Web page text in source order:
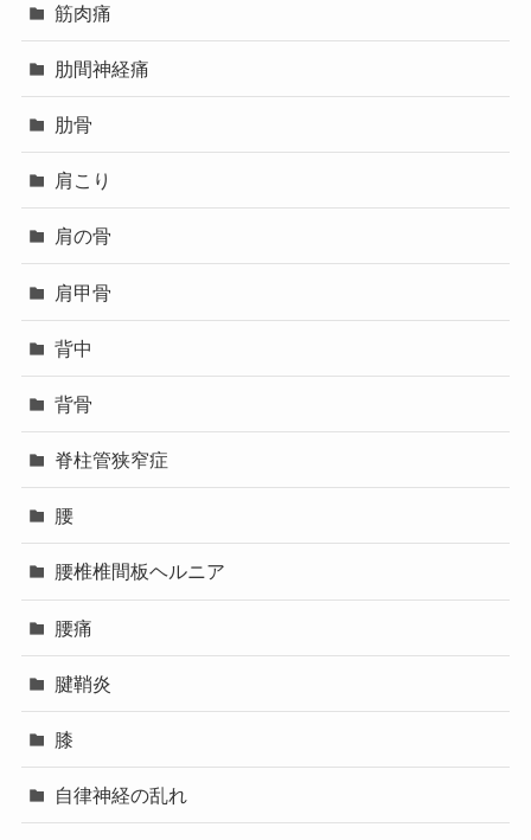
筋肉痛
肋間神経痛
肋骨
肩こり
肩の骨
肩甲骨
背中
背骨
脊柱管狭窄症
腰
腰椎椎間板ヘルニア
腰痛
腱鞘炎
膝
自律神経の乱れ